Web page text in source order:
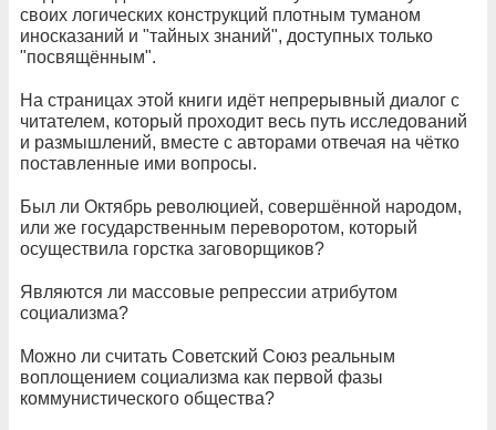
своих логических конструкций плотным туманом
иносказаний и "тайных знаний", доступных только
"посвящённым".
На страницах этой книги идёт непрерывный диалог с
читателем, который проходит весь путь исследований
и размышлений, вместе с авторами отвечая на чётко
поставленные ими вопросы.
Был ли Октябрь революцией, совершённой народом,
или же государственным переворотом, который
осуществила горстка заговорщиков?
Являются ли массовые репрессии атрибутом
социализма?
Можно ли считать Советский Союз реальным
воплощением социализма как первой фазы
коммунистического общества?